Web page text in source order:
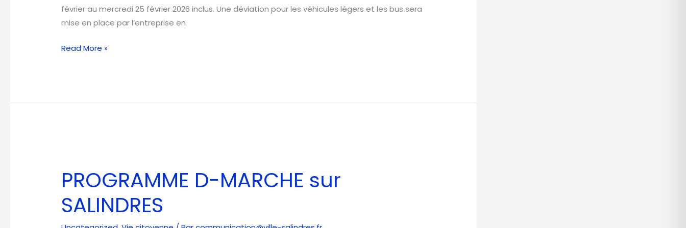
février au mercredi 25 février 2026 inclus. Une déviation pour les véhicules légers et les bus sera
mise en place par l’entreprise en
LA
MAIRIE
Read More »
PROGRAMME D-MARCHE sur
SALINDRES
MARCHE
sur
SALINDRES